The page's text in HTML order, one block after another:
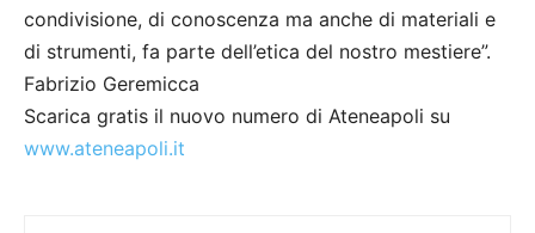
condivisione, di conoscenza ma anche di materiali e
di strumenti, fa parte dell’etica del nostro mestiere”.
Fabrizio Geremicca
Scarica gratis il nuovo numero di Ateneapoli su
www.ateneapoli.it